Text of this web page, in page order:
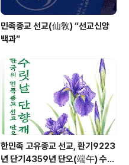
민족종교 선교(仙敎) “선교신앙
백과”
한민족 고유종교 선교, 환기9223
년 단기4359년 단오(端午) 수릿